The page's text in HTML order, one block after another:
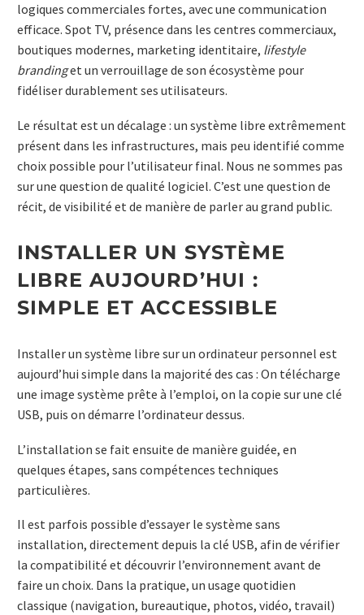
logiques commerciales fortes, avec une communication
efficace. Spot TV, présence dans les centres commerciaux,
boutiques modernes, marketing identitaire, lifestyle
brandinget un verrouillage de son écosystème pour
fidéliser durablement ses utilisateurs.
Le résultat est un décalage : un système libre extrêmement
présent dans les infrastructures, mais peu identifié comme
choix possible pour l’utilisateur final. Nous ne sommes pas
sur une question de qualité logiciel. C’est une question de
récit, de visibilité et de manière de parler au grand public.
INSTALLER UN SYSTÈME
LIBRE AUJOURD’HUI :
SIMPLE ET ACCESSIBLE
Installer un système libre sur un ordinateur personnel est
aujourd’hui simple dans la majorité des cas : On télécharge
une image système prête à l’emploi, on la copie sur une clé
USB, puis on démarre l’ordinateur dessus.
L’installation se fait ensuite de manière guidée, en
quelques étapes, sans compétences techniques
particulières.
Il est parfois possible d’essayer le système sans
installation, directement depuis la clé USB, afin de vérifier
la compatibilité et découvrir l’environnement avant de
faire un choix. Dans la pratique, un usage quotidien
classique (navigation, bureautique, photos, vidéo, travail)